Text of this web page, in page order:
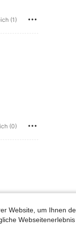
(1)
(0)
100 cm / 39 in, Farbe:
Website, um Ihnen